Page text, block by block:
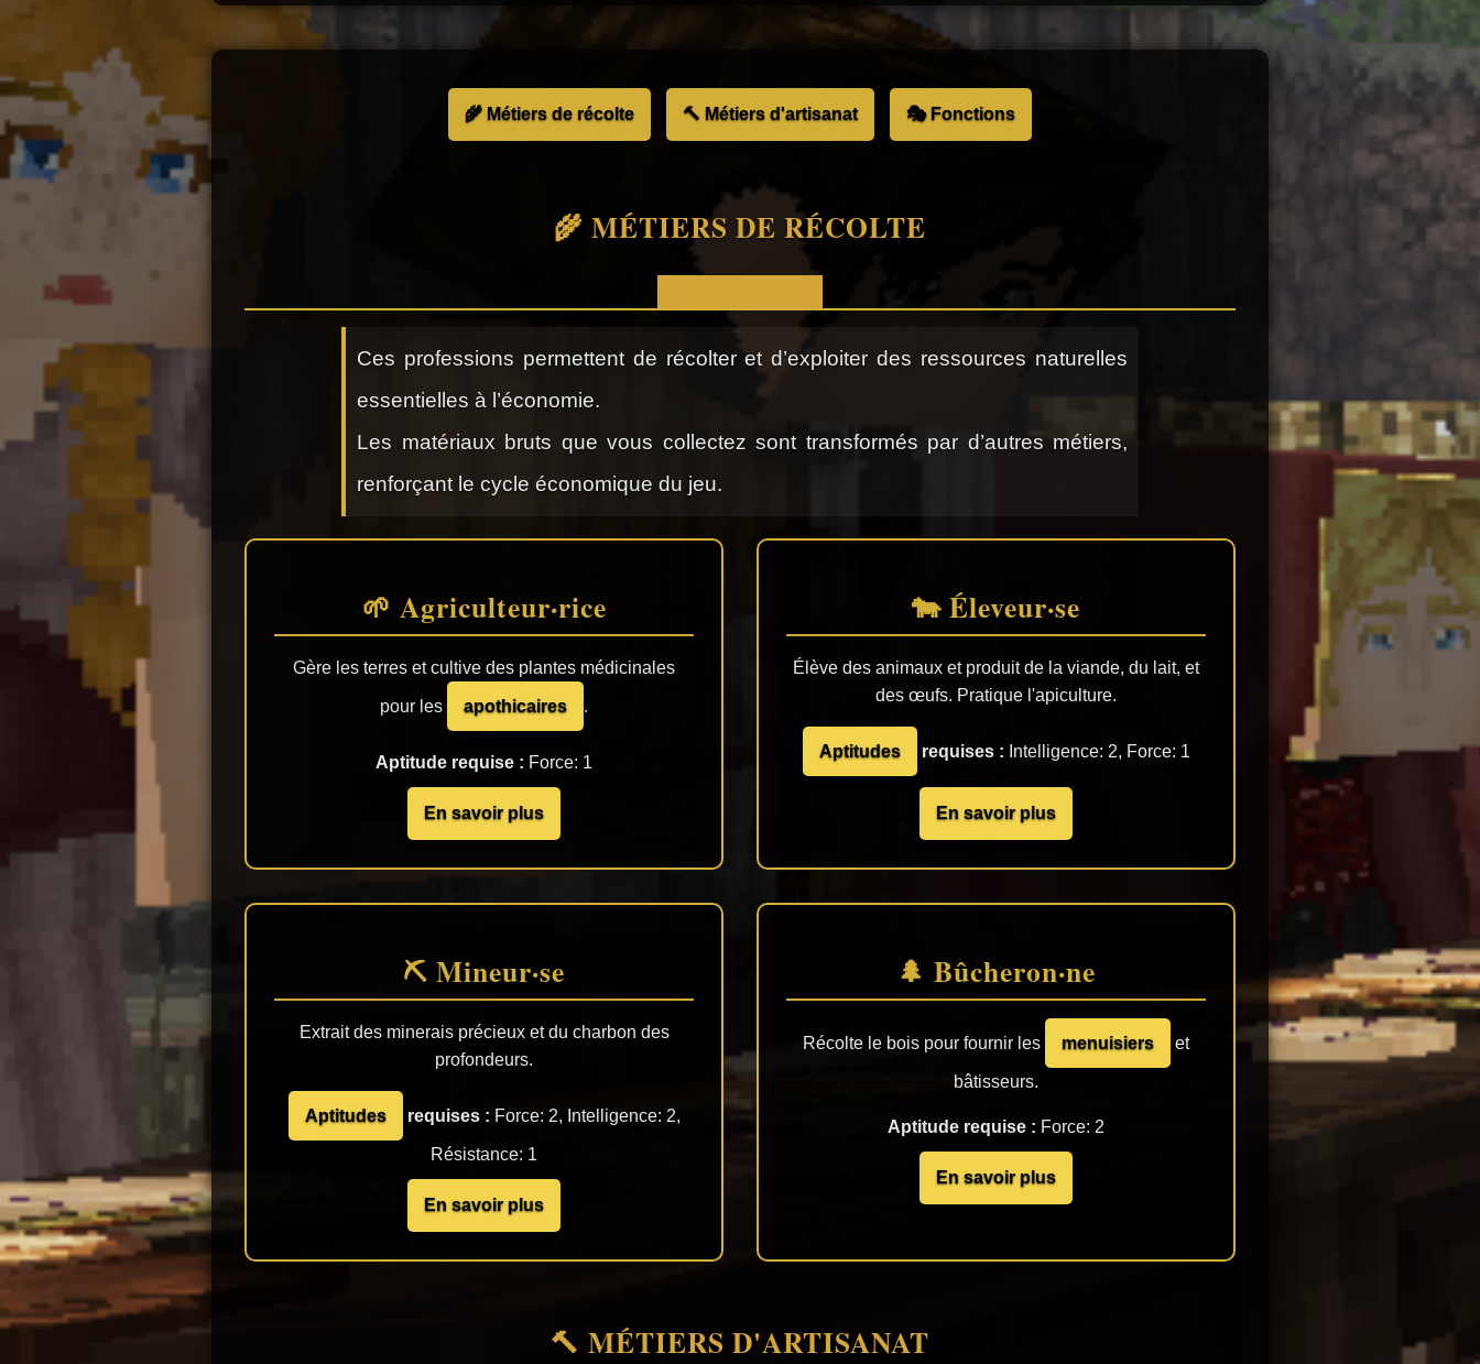
🌾 Métiers de récolte 🔨 Métiers d'artisanat 🎭 Fonctions
🌾 MÉTIERS DE RÉCOLTE
Ces professions permettent de récolter et d’exploiter des ressources naturelles
essentielles à l’économie.
Les matériaux bruts que vous collectez sont transformés par d’autres métiers,
renforçant le cycle économique du jeu.
🌱 Agriculteur·rice
Gère les terres et cultive des plantes médicinales
pour les apothicaires .
Aptitude requise : Force: 1
En savoir plus
🐄 Éleveur·se
Élève des animaux et produit de la viande, du lait, et
des œufs. Pratique l'apiculture.
Aptitudes requises : Intelligence: 2, Force: 1
En savoir plus
⛏️ Mineur·se
Extrait des minerais précieux et du charbon des
profondeurs.
Aptitudes requises : Force: 2, Intelligence: 2,
Résistance: 1
En savoir plus
🌲 Bûcheron·ne
Récolte le bois pour fournir les menuisiers et
bâtisseurs.
Aptitude requise : Force: 2
En savoir plus
🔨 MÉTIERS D'ARTISANAT